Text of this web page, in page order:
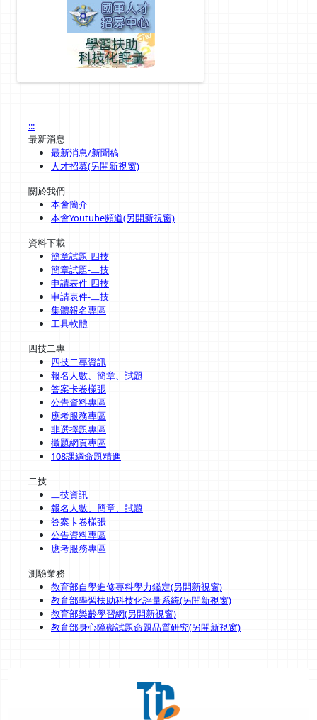
:::
最新消息
最新消息/新聞稿
人才招募(另開新視窗)
關於我們
本會簡介
本會Youtube頻道(另開新視窗)
資料下載
簡章試題-四技
簡章試題-二技
申請表件-四技
申請表件-二技
集體報名專區
工具軟體
四技二專
四技二專資訊
報名人數、簡章、試題
答案卡卷樣張
公告資料專區
應考服務專區
非選擇題專區
徵題網頁專區
108課綱命題精進
二技
二技資訊
報名人數、簡章、試題
答案卡卷樣張
公告資料專區
應考服務專區
測驗業務
教育部自學進修專科學力鑑定(另開新視窗)
教育部學習扶助科技化評量系統(另開新視窗)
教育部樂齡學習網(另開新視窗)
教育部身心障礙試題命題品質研究(另開新視窗)